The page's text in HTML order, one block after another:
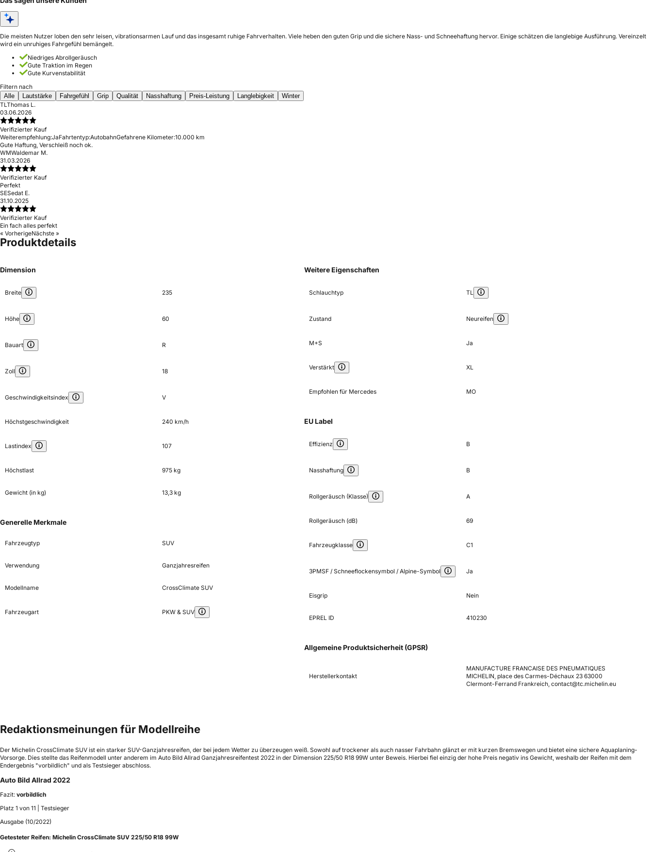
Die meisten Nutzer loben den sehr leisen, vibrationsarmen Lauf und das insgesamt ruhige Fahrverhalten. Viele heben den guten Grip und die sichere Nass- und Schneehaftung hervor. Einige schätzen die langlebige Ausführung. Vereinzelt
wird ein unruhiges Fahrgefühl bemängelt.
Niedriges Abrollgeräusch
Gute Traktion im Regen
Gute Kurvenstabilität
Filtern nach
Alle
Lautstärke Fahrgefühl Grip Qualität Nasshaftung Preis-Leistung Langlebigkeit
Winter
TLThomas L.
03.06.2026
Verifizierter Kauf
Weiterempfehlung:JaFahrtentyp:AutobahnGefahrene Kilometer:10.000 km
Gute Haftung, Verschleiß noch ok.
WMWaldemar M.
31.03.2026
Verifizierter Kauf
Perfekt
SESedat E.
31.10.2025
Verifizierter Kauf
Ein fach alles perfekt
« VorherigeNächste »
Produktdetails
Dimension
Breite 235
Höhe 60
Bauart R
Zoll 18
Geschwindigkeitsindex V
Höchstgeschwindigkeit 240 km/h
Lastindex 107
Höchstlast 975 kg
Gewicht (in kg) 13,3 kg
Generelle Merkmale
Fahrzeugtyp SUV
Verwendung Ganzjahresreifen
Modellname CrossClimate SUV
Fahrzeugart PKW & SUV
Weitere Eigenschaften
Schlauchtyp TL
Zustand Neureifen
M+S Ja
Verstärkt XL
Empfohlen für Mercedes MO
EU Label
Effizienz B
Nasshaftung B
Rollgeräusch (Klasse) A
Rollgeräusch (dB) 69
Fahrzeugklasse C1
3PMSF / Schneeflockensymbol / Alpine-Symbol Ja
Eisgrip Nein
EPREL ID 410230
Allgemeine Produktsicherheit (GPSR)
Herstellerkontakt
MANUFACTURE FRANCAISE DES PNEUMATIQUES
MICHELIN, place des Carmes-Déchaux 23 63000
Clermont-Ferrand Frankreich, contact@tc.michelin.eu
Redaktionsmeinungen für Modellreihe
Der Michelin CrossClimate SUV ist ein starker SUV-Ganzjahresreifen, der bei jedem Wetter zu überzeugen weiß. Sowohl auf trockener als auch nasser Fahrbahn glänzt er mit kurzen Bremswegen und bietet eine sichere Aquaplaning-
Vorsorge. Dies stellte das Reifenmodell unter anderem im Auto Bild Allrad Ganzjahresreifentest 2022 in der Dimension 225/50 R18 99W unter Beweis. Hierbei fiel einzig der hohe Preis negativ ins Gewicht, weshalb der Reifen mit dem
Endergebnis "vorbildlich" und als Testsieger abschloss.
Auto Bild Allrad 2022
Fazit: vorbildlich
Platz 1 von 11 | Testsieger
Ausgabe (10/2022)
Getesteter Reifen: Michelin CrossClimate SUV 225/50 R18 99W